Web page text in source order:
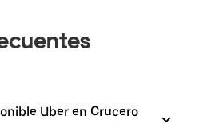
Uber en Crucero